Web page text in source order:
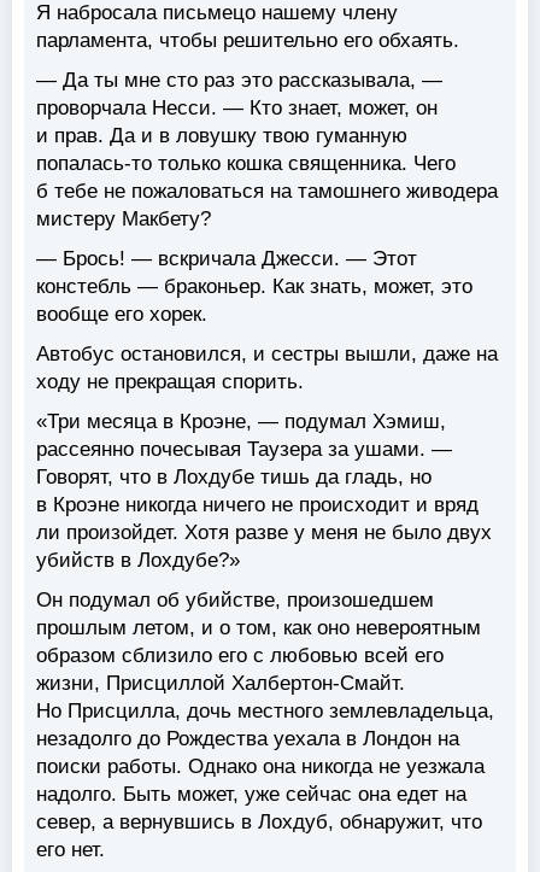
Я набросала письмецо нашему члену
парламента, чтобы решительно его обхаять.
— Да ты мне сто раз это рассказывала, —
проворчала Несси. — Кто знает, может, он
и прав. Да и в ловушку твою гуманную
попалась-то только кошка священника. Чего
б тебе не пожаловаться на тамошнего живодера
мистеру Макбету?
— Брось! — вскричала Джесси. — Этот
констебль — браконьер. Как знать, может, это
вообще его хорек.
Автобус остановился, и сестры вышли, даже на
ходу не прекращая спорить.
«Три месяца в Кроэне, — подумал Хэмиш,
рассеянно почесывая Таузера за ушами. —
Говорят, что в Лохдубе тишь да гладь, но
в Кроэне никогда ничего не происходит и вряд
ли произойдет. Хотя разве у меня не было двух
убийств в Лохдубе?»
Он подумал об убийстве, произошедшем
прошлым летом, и о том, как оно невероятным
образом сблизило его с любовью всей его
жизни, Присциллой Халбертон-Смайт.
Но Присцилла, дочь местного землевладельца,
незадолго до Рождества уехала в Лондон на
поиски работы. Однако она никогда не уезжала
надолго. Быть может, уже сейчас она едет на
север, а вернувшись в Лохдуб, обнаружит, что
его нет.